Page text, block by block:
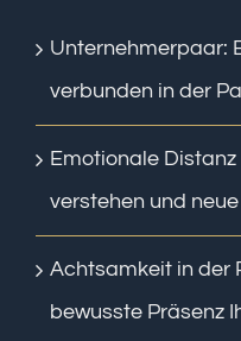
Unternehmerpaar:
verbunden in der
Emotionale
verstehen und
Achtsamkeit in der
bewusste Präsenz